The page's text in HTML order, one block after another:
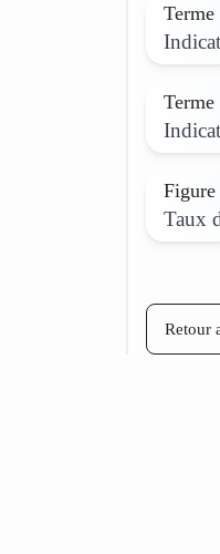
Terme
Terme
Figure
Taux
Retour